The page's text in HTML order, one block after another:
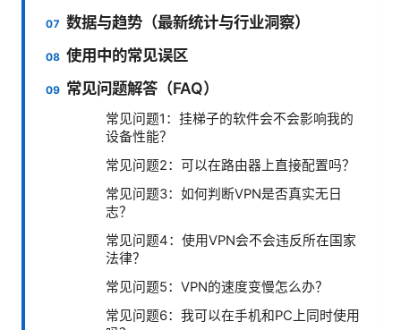
数据与趋势（最新统计与行业洞察）
使用中的常见误区
常见问题解答（FAQ）
常见问题1：挂梯子的软件会不会影响我的
设备性能？
常见问题2：可以在路由器上直接配置吗？
常见问题3：如何判断VPN是否真实无日
志？
常见问题4：使用VPN会不会违反所在国家
法律？
常见问题5：VPN的速度变慢怎么办？
常见问题6：我可以在手机和PC上同时使用